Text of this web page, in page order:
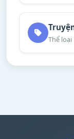
Thể loại